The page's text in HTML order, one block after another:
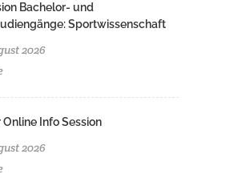
Bachelor- und
Sportwissenschaft
2026
Online Info Session
2026